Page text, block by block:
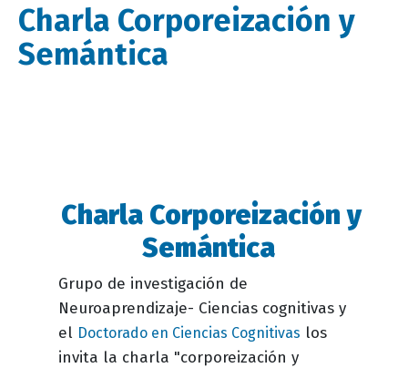
Charla Corporeización y
Semántica
Descripción
evento
Charla Corporeización y
Semántica
Grupo de investigación de
Neuroaprendizaje- Ciencias cognitivas y
el Doctorado en Ciencias Cognitivas los
invita la charla "corporeización y